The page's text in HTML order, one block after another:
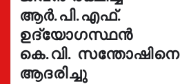
ആർ.പി.എഫ്.
ഉദ്യോഗസ്ഥൻ
കെ.വി. സന്തോഷിനെ
ആദരിച്ചു